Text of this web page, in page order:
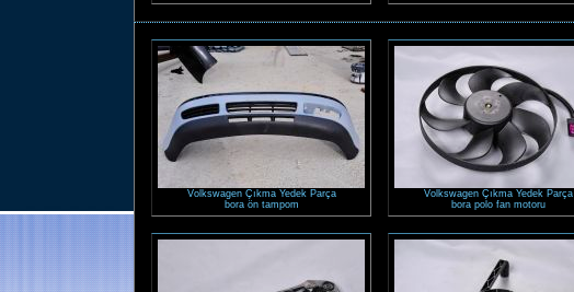
Volkswagen Çıkma Yedek Parça
bora ön tampom
Volkswagen Çıkma Yedek Parça
bora polo fan motoru